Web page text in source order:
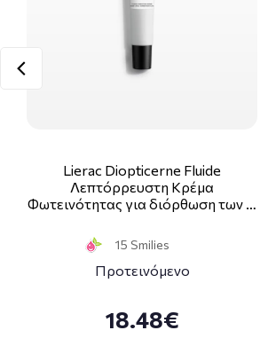
Lierac Diopticerne Fluide
Λεπτόρρευστη Κρέμα
Φωτεινότητας για διόρθωση των …
15 Smilies
Προτεινόμενο
18.48€